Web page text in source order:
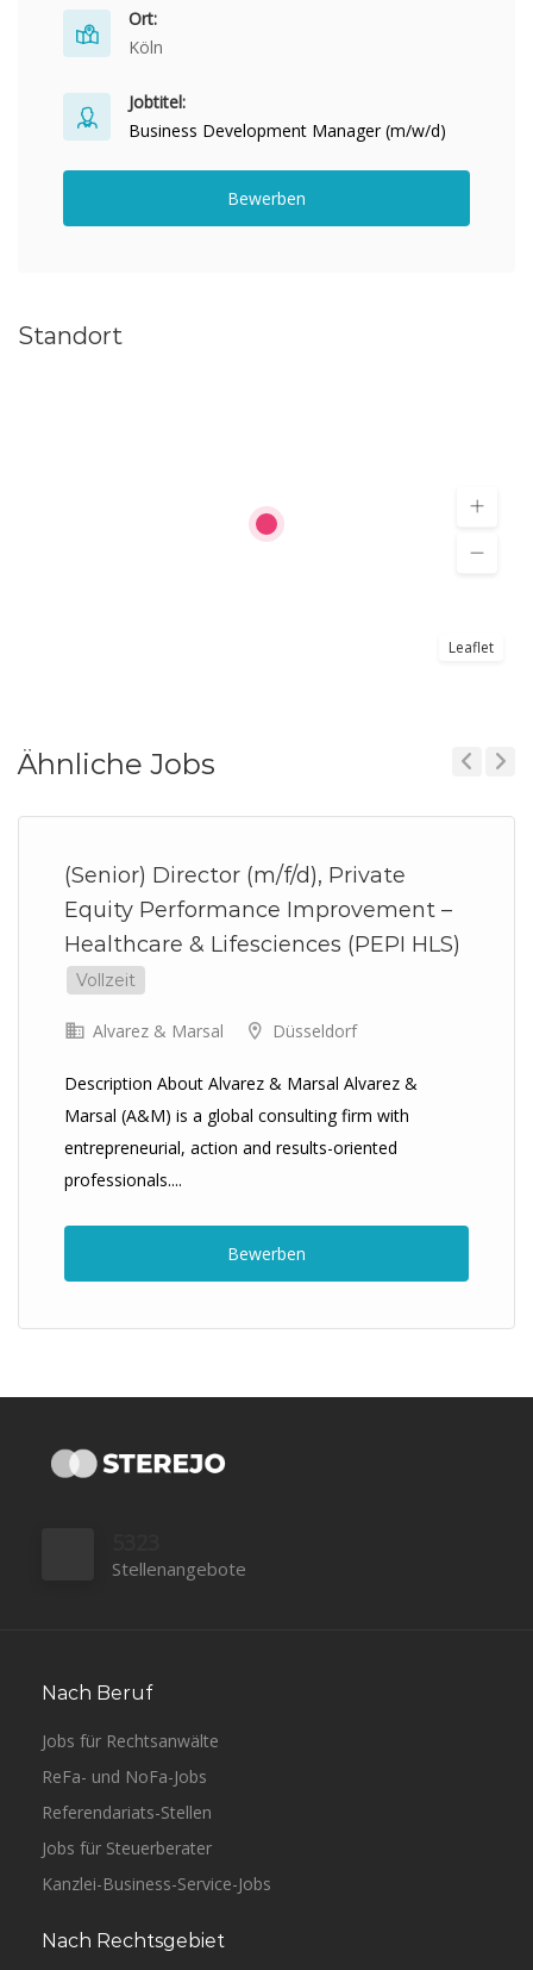
Ort:
Köln
Jobtitel:
Business Development Manager (m/w/d)
Bewerben
Standort
Leaflet
Ähnliche Jobs
(Senior) Director (m/f/d), Private
Equity Performance Improvement –
Healthcare & Lifesciences (PEPI HLS)
Vollzeit
Alvarez & Marsal Düsseldorf
Description About Alvarez & Marsal Alvarez &
Marsal (A&M) is a global consulting firm with
entrepreneurial, action and results-oriented
professionals....
Bewerben
Stellenangebote
Nach Beruf
Jobs für Rechtsanwälte
ReFa- und NoFa-Jobs
Referendariats-Stellen
Jobs für Steuerberater
Kanzlei-Business-Service-Jobs
Nach Rechtsgebiet